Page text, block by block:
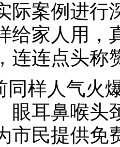
际案例进行
给家人用，
连连点头称
同样人气火
眼耳鼻喉头
市民提供免